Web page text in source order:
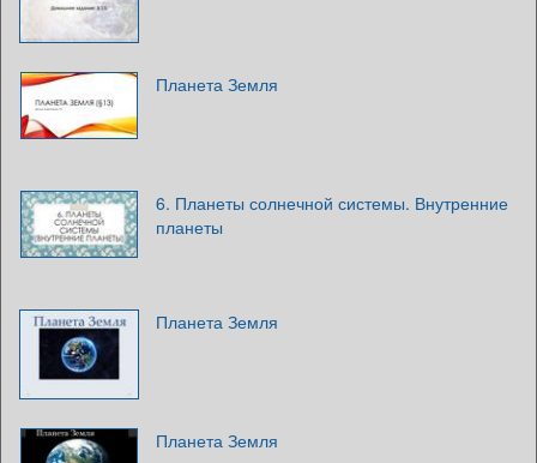
Планета Земля
6. Планеты солнечной системы. Внутренние
планеты
Планета Земля
Планета Земля